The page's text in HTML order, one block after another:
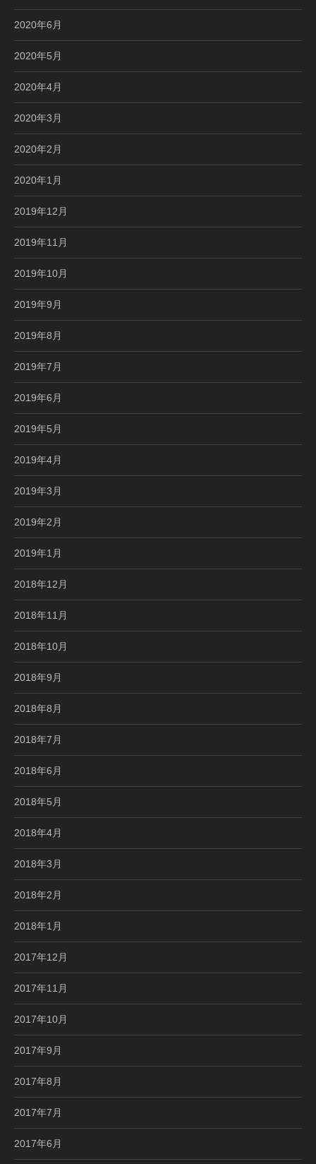
2020年6月
2020年5月
2020年4月
2020年3月
2020年2月
2020年1月
2019年12月
2019年11月
2019年10月
2019年9月
2019年8月
2019年7月
2019年6月
2019年5月
2019年4月
2019年3月
2019年2月
2019年1月
2018年12月
2018年11月
2018年10月
2018年9月
2018年8月
2018年7月
2018年6月
2018年5月
2018年4月
2018年3月
2018年2月
2018年1月
2017年12月
2017年11月
2017年10月
2017年9月
2017年8月
2017年7月
2017年6月